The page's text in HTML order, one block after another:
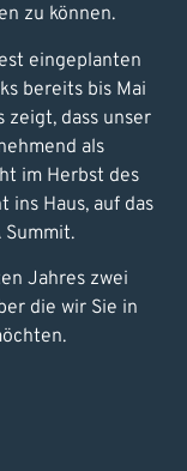
zu können.
eingeplanten
bereits bis Mai
zeigt, dass unser
als
im Herbst des
ins Haus, auf das
Summit.
Jahres zwei
die wir Sie in